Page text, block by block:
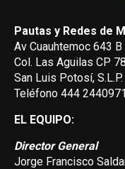
Pautas y Redes de
Av Cuauhtemoc 643 B
Col. Las Aguilas CP
San Luis Potosí, S.L.P.
Teléfono 444 2440971
EL EQUIPO:
Director General
Jorge Francisco